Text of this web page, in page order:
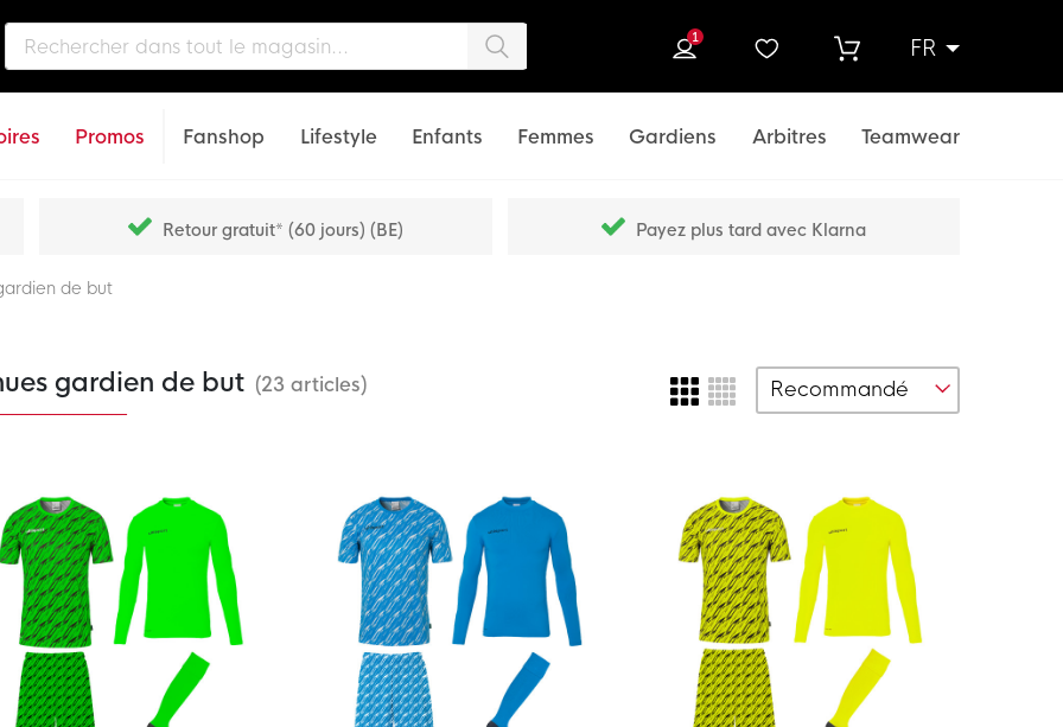
FR
1
Promos Fanshop Lifestyle Enfants Femmes Gardiens Arbitres Teamwear
Retour gratuit* (60 jours) (BE) Payez plus tard avec Klarna
de but
gardien de but (23 articles)